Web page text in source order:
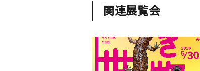
関連展覧会